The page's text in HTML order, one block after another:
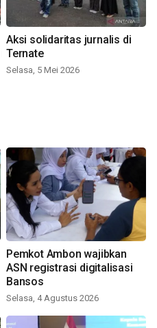
Aksi solidaritas jurnalis di
Ternate
Selasa, 5 Mei 2026
Pemkot Ambon wajibkan
ASN registrasi digitalisasi
Bansos
Selasa, 4 Agustus 2026